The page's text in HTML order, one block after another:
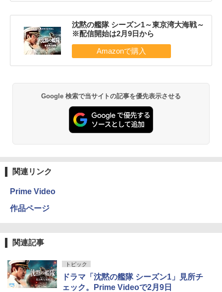
沈黙の艦隊 シーズン1～東京湾大海戦～
※配信開始は2月9日から
Google 検索で当サイトの記事を優先表示させる
関連リンク
Prime Video
作品ページ
関連記事
トピック
ドラマ「沈黙の艦隊 シーズン1」見所チ
ェック。Prime Videoで2月9日